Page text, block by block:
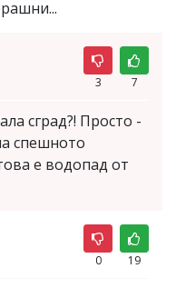
3 7
сград?! Просто -
спешното
е водопад от
0 19